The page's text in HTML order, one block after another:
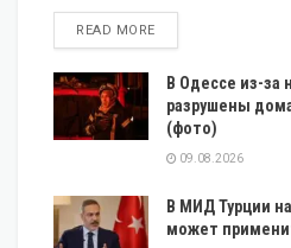
READ MOREDETAILS
В Одессе из-за
разрушены
(фото)
09.08.2026
В МИД Турции
может